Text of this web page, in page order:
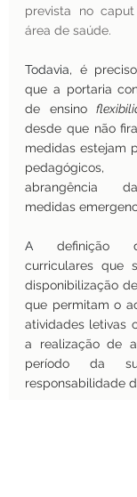
prevista no
área de saúde.
Todavia, é
que a portaria
de ensino
desde que não
medidas estejam
abrangência
medidas
A
definição
curriculares que
disponibilização
que permitam o
atividades letivas
a realização de
período da
responsabilidade